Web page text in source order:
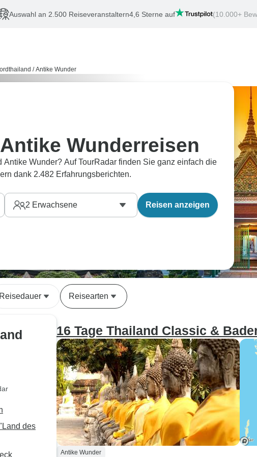
Auswahl an 2.500 Reiseveranstaltern4,6 Sterne auf (10.000+
/ Antike Wunder
Wunderreisen
Wunder? Auf TourRadar finden Sie ganz einfach die
dank 2.482 Erfahrungsberichten.
2 Erwachsene Reisen anzeigen
Reisedauer Reisearten
des
16 Tage Thailand Classic &
Antike Wunder